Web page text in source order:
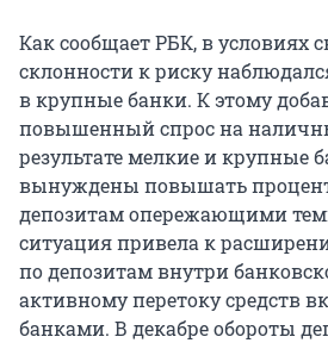
Как сообщает РБК, в условиях
склонности к риску
в крупные банки. К этому
повышенный спрос на
результате мелкие и крупные
вынуждены повышать
депозитам опережающими
ситуация привела к
по депозитам внутри
активному перетоку средств
банками. В декабре обороты